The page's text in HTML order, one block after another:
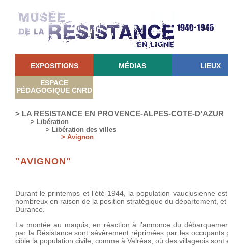
EXPOSITIONS MÉDIAS LIEUX
ESPACE
PÉDAGOGIQUE CNRD
> LA RESISTANCE EN PROVENCE-ALPES-COTE-D'AZUR
> Libération
> Libération des villes
> Avignon
"AVIGNON"
Durant le printemps et l’été 1944, la population vauclusienne
nombreux en raison de la position stratégique du département,
Durance.
La montée au maquis, en réaction à l’annonce du
par la Résistance sont sévèrement réprimées par les
cible la population civile, comme à Valréas, où des villageois